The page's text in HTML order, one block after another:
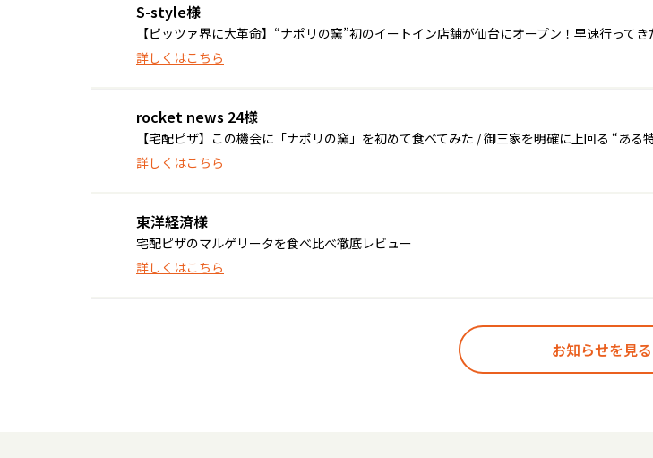
S-style様
【ピッツァ界に大革命】“ナポリの窯”初のイートイン店舗が仙台にオープン！早速行ってき
詳しくはこちら
rocket news 24様
【宅配ピザ】この機会に「ナポリの窯」を初めて食べてみた / 御三家を明確に上回る “ある
詳しくはこちら
東洋経済様
宅配ピザのマルゲリータを食べ比べ徹底レビュー
詳しくはこちら
お知らせを見る